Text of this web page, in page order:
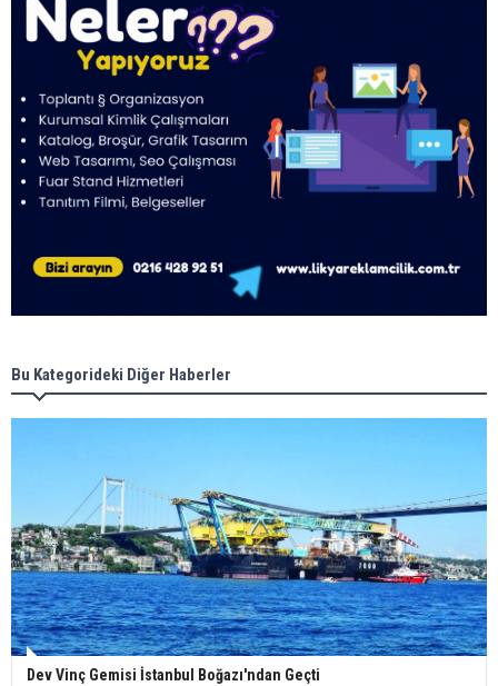
Bu Kategorideki Diğer Haberler
Dev Vinç Gemisi İstanbul Boğazı'ndan Geçti